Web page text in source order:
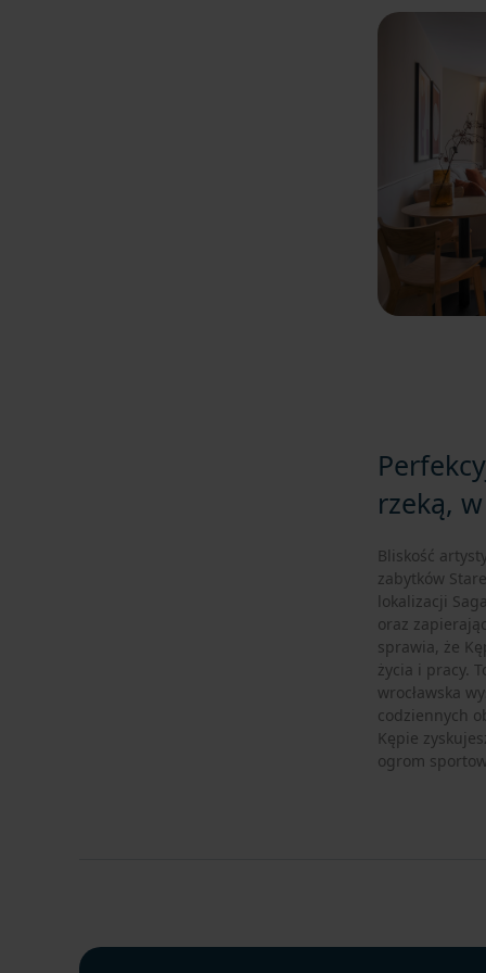
rzeką,
Bliskość
zabytków
lokalizacji
oraz
sprawia, że
życia i pracy.
wrocławska
codziennych
Kępie
ogrom